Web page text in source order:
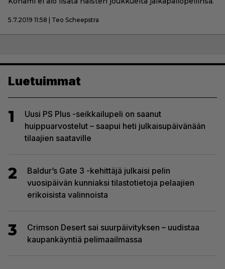
5.7.2019 11:58 | Teo Scheepstra
Luetuimmat
1
Uusi PS Plus -seikkailupeli on saanut
huippuarvostelut – saapui heti julkaisupäivänään
tilaajien saataville
2
Baldur’s Gate 3 -kehittäjä julkaisi pelin
vuosipäivän kunniaksi tilastotietoja pelaajien
erikoisista valinnoista
3
Crimson Desert sai suurpäivityksen – uudistaa
kaupankäyntiä pelimaailmassa